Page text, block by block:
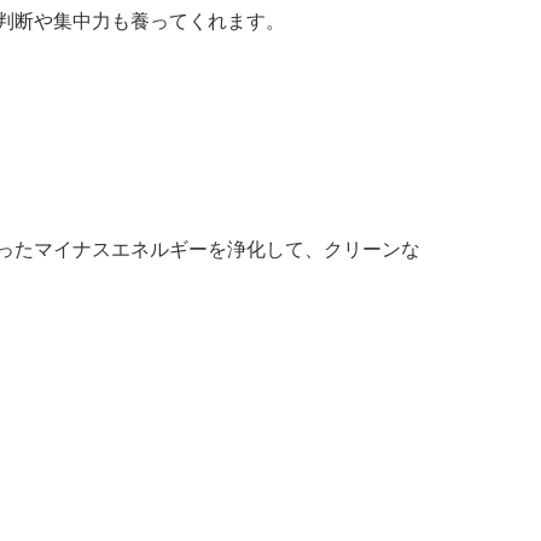
や集中力も養ってくれます。
たマイナスエネルギーを浄化して、クリーンな